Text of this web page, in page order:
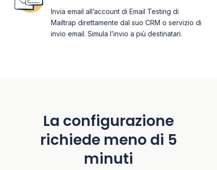
Invia email all’account di Email Testing di
Mailtrap direttamente dal suo CRM o servizio di
invio email. Simula l’invio a più destinatari.
La configurazione
richiede meno di 5
minuti